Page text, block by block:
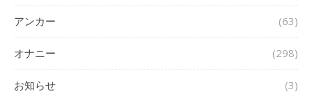
アンカー (63)
オナニー (298)
お知らせ (3)